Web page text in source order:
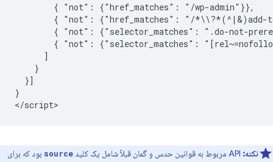
        { "not": {"href_matches": "/wp-admin"}},
{ "not": {"href_matches": "/*\\?*(^|&)add-
{ "not": {"selector_matches": ".do-not-
{ "not": {"selector_matches":
      ]
    }
  }]
}
نکته: API مربوط به قوانین حدس و گمان قبلاً شامل یک کلید source بود که برای